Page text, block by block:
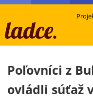
Poľovníci z
ovládli súťaž